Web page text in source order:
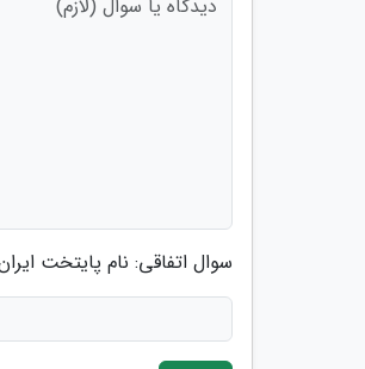
سوال اتفاقی: نام پایتخت